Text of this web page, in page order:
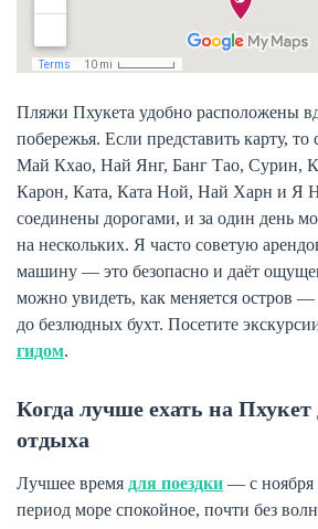
Пляжи Пхукета удобно расположены
побережья. Если представить карту, то
Май Кхао, Най Янг, Банг Тао, Сурин,
Карон, Ката, Ката Ной, Най Харн и Я
соединены дорогами, и за один день
на нескольких. Я часто советую
машину — это безопасно и даёт
можно увидеть, как меняется остров
до безлюдных бухт. Посетите
гидом.
Когда лучше ехать на
отдыха
Лучшее время для поездки — с ноября
период море спокойное, почти без